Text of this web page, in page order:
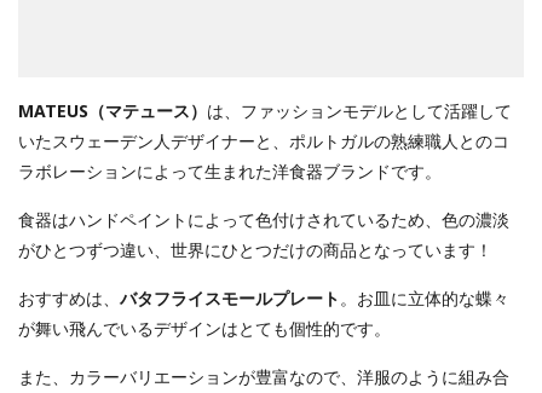
MATEUS（マテュース） は、ファッションモデルとして活躍して
いたスウェーデン人デザイナーと、ポルトガルの熟練職人とのコ
ラボレーションによって生まれた洋食器ブランドです。
食器はハンドペイントによって色付けされているため、色の濃淡
がひとつずつ違い、世界にひとつだけの商品となっています！
おすすめは、 バタフライスモールプレート。お皿に立体的な蝶々
が舞い飛んでいるデザインはとても個性的です。
また、カラーバリエーションが豊富なので、洋服のように組み合